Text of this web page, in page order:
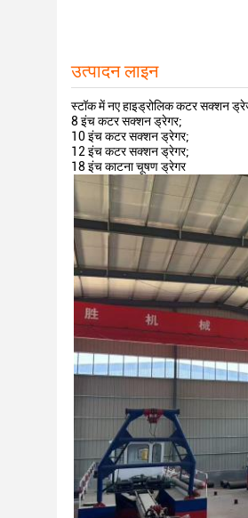
उत्पादन लाइन
स्टॉक में नए हाइड्रोलिक कटर सक्शन
8 इंच कटर सक्शन ड्रेगर;
10 इंच कटर सक्शन ड्रेगर;
12 इंच कटर सक्शन ड्रेगर;
18 इंच काटना चूषण ड्रेगर